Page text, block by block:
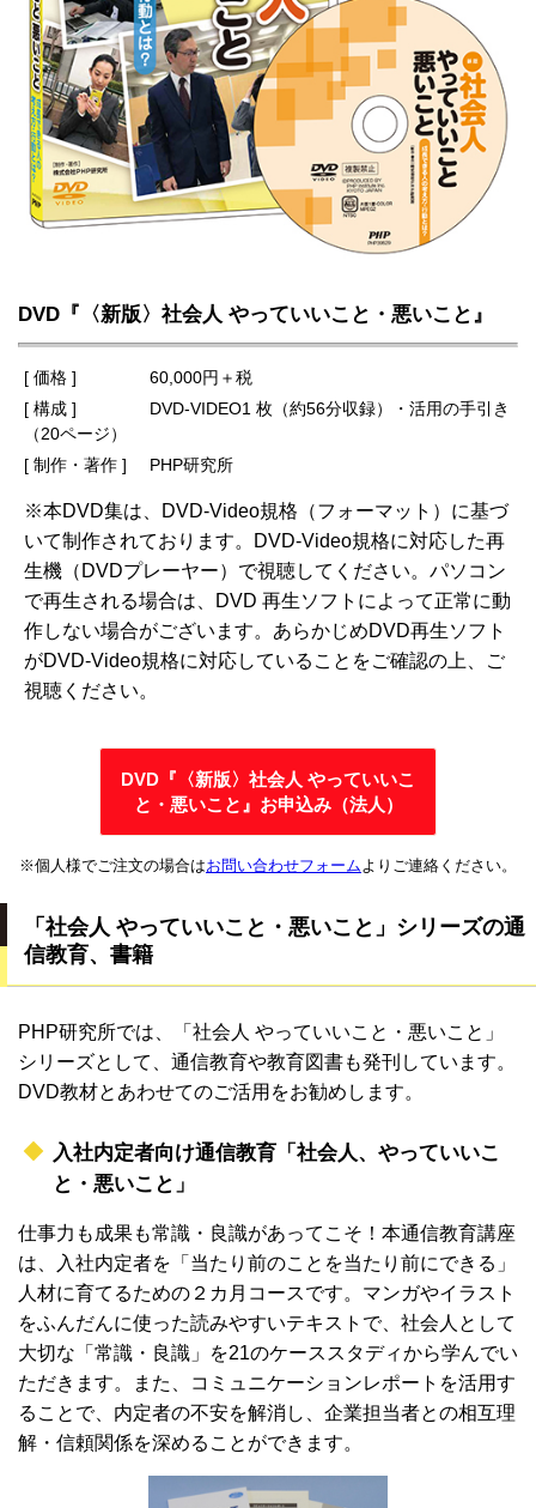
DVD『〈新版〉社会人 やっていいこと・悪いこと』
[ 価格 ]
60,000円＋税
[ 構成 ]
DVD-VIDEO1 枚（約56分収録）・活用の手引き
（20ページ）
[ 制作・著作 ]
PHP研究所
※本DVD集は、DVD-Video規格（フォーマット）に基づ
いて制作されております。DVD-Video規格に対応した再
生機（DVDプレーヤー）で視聴してください。パソコン
で再生される場合は、DVD 再生ソフトによって正常に動
作しない場合がございます。あらかじめDVD再生ソフト
がDVD-Video規格に対応していることをご確認の上、ご
視聴ください。
DVD『〈新版〉社会人 やっていいこ
と・悪いこと』お申込み（法人）
※個人様でご注文の場合はお問い合わせフォームよりご連絡ください。
「社会人 やっていいこと・悪いこと」シリーズの通
信教育、書籍
PHP研究所では、「社会人 やっていいこと・悪いこと」
シリーズとして、通信教育や教育図書も発刊しています。
DVD教材とあわせてのご活用をお勧めします。
入社内定者向け通信教育「社会人、やっていいこ
と・悪いこと」
仕事力も成果も常識・良識があってこそ！本通信教育講座
は、入社内定者を「当たり前のことを当たり前にできる」
人材に育てるための２カ月コースです。マンガやイラスト
をふんだんに使った読みやすいテキストで、社会人として
大切な「常識・良識」を21のケーススタディから学んでい
ただきます。また、コミュニケーションレポートを活用す
ることで、内定者の不安を解消し、企業担当者との相互理
解・信頼関係を深めることができます。